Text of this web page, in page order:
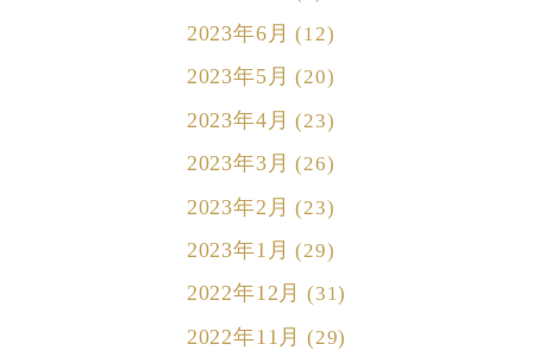
2023年6月 (12)
2023年5月 (20)
2023年4月 (23)
2023年3月 (26)
2023年2月 (23)
2023年1月 (29)
2022年12月 (31)
2022年11月 (29)